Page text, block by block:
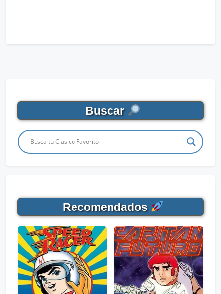
Buscar
Recomendados